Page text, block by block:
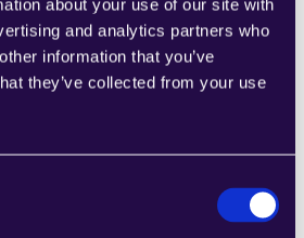
about your use of our site with
and analytics partners who
information that you’ve
they’ve collected from your use